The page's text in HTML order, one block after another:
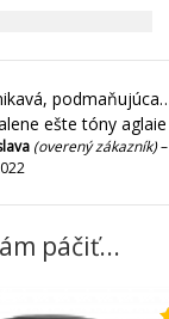
ešte tóny
(overený zákazník)–
páčiť...